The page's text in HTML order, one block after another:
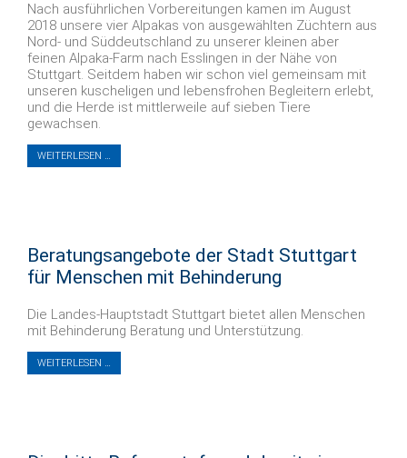
Nach ausführlichen Vorbereitungen kamen im August
2018 unsere vier Alpakas von ausgewählten Züchtern aus
Nord- und Süddeutschland zu unserer kleinen aber
feinen Alpaka-Farm nach Esslingen in der Nähe von
Stuttgart. Seitdem haben wir schon viel gemeinsam mit
unseren kuscheligen und lebensfrohen Begleitern erlebt,
und die Herde ist mittlerweile auf sieben Tiere
gewachsen.
WEITERLESEN …
Beratungsangebote der Stadt Stuttgart
für Menschen mit Behinderung
Die Landes-Hauptstadt Stuttgart bietet allen Menschen
mit Behinderung Beratung und Unterstützung.
WEITERLESEN …